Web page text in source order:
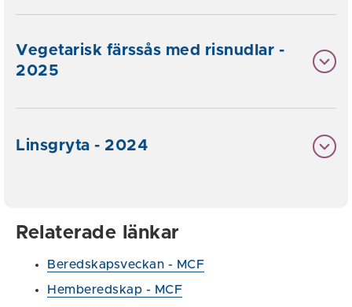
Vegetarisk färssås med risnudlar -
2025
Linsgryta - 2024
Relaterade länkar
Beredskapsveckan - MCF
Hemberedskap - MCF